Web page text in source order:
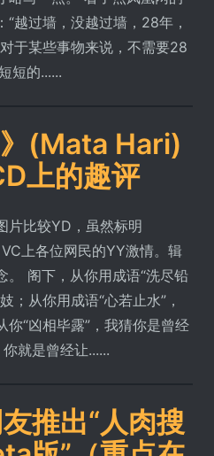
越过墙，没越过墙，28年，
于某些事物来说，不需要28
短的......
》(Mata Hari)
上的趣评
片比较YD，虽然标明
上各位网民的YY激情。辑
。 阁下，从你用成语“洗尽铅
；从你用成语“心若止水”，
“凶相毕露”，我猜你是曾经
就是曾经让......
推出“人肉搜